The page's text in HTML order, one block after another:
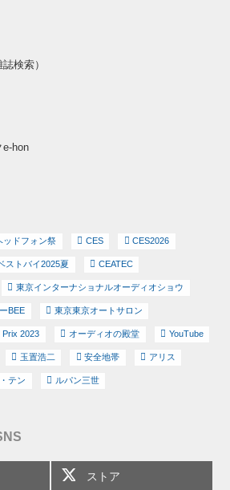
検索）
e-hon
ッドフォン祭 CES CES2026
ストバイ2025夏 CEATEC
東京インターナショナルオーディオショウ
BEE 東京東京オートサロン
Prix 2023 オーディオの殿堂 YouTube
玉置浩二 安全地帯 アリス
テン ルパン三世
ストア